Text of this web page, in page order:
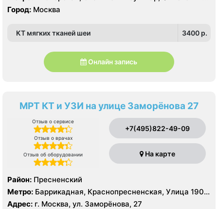
парк
Город: Москва
КТ мягких тканей шеи 3400 p.
Онлайн запись
МРТ КТ и УЗИ на улице Заморёнова 27
Отзыв о сервисе
Отзыв о врачах
Отзыв об оборудовании
+7(495)822-49-09
На карте
Район: Пресненский
Метро: Баррикадная, Краснопресненская, Улица 1905
года
Адрес: г. Москва, ул. Заморёнова, 27